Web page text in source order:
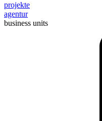
projekte
agentur
business units